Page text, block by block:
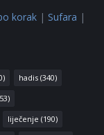
korak | Sufara |
hadis (340)
liječenje (190)